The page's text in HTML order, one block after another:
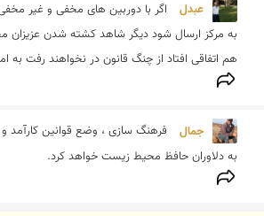
عبدل
هم اتفاقی افتاد از چنگ قانون در نخواهند رفت به
جمال
به دلاوران حافظ محیط زیست خواهد کرد.